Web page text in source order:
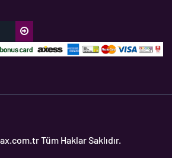
DPH
ECOPARTS
Tüm Haklar Saklıdır.